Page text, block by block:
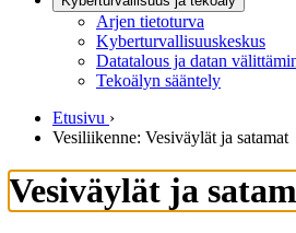
Arjen tietoturva
Kyberturvallisuuskeskus
Datatalous ja datan
Tekoälyn sääntely
Etusivu ›
Vesiliikenne: Vesiväylät ja satamat
Vesiväylät ja